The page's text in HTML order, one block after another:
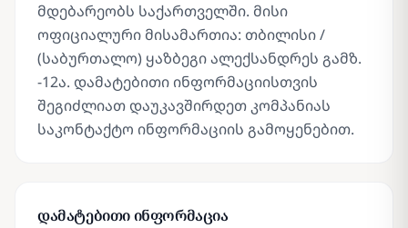
მდებარეობს საქართველში. მისი
ოფიციალური მისამართია: თბილისი /
(საბურთალო) ყაზბეგი ალექსანდრეს გამზ.
-12ა. დამატებითი ინფორმაციისთვის
შეგიძლიათ დაუკავშირდეთ კომპანიას
საკონტაქტო ინფორმაციის გამოყენებით.
დამატებითი ინფორმაცია